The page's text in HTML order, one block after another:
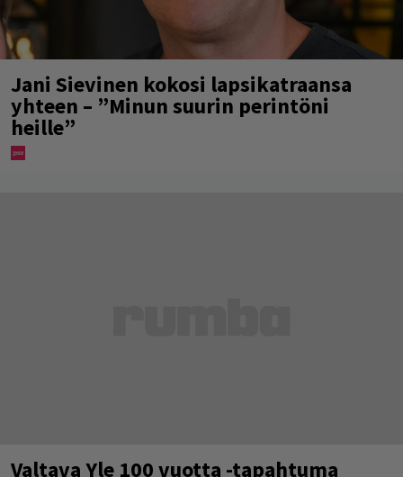
Jani Sievinen kokosi lapsikatraansa
yhteen – ”Minun suurin perintöni
heille”
Valtava Yle 100 vuotta -tapahtuma